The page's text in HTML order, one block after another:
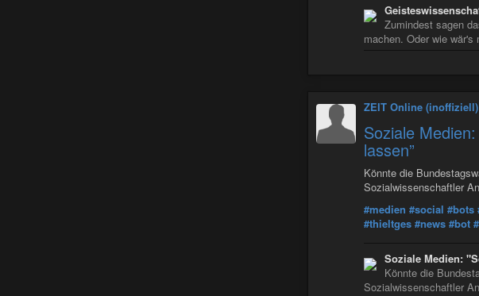
Zumindest sagen
machen. Oder wie
ZEIT Online (inoffiziell)
Soziale
lassen”
Könnte die
Sozialwissenschaftler
#medien #social #bots
#thieltges #news #bot
Soziale Medien:
Könnte die
Sozialwissenschaftler